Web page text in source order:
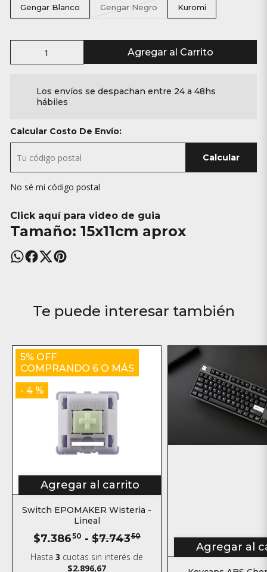
Gengar Blanco Gengar Negro Kuromi
Agregar al Carrito
Los envíos se despachan entre 24 a 48hs
hábiles
Calcular Costo De Envío:
Calcular
No sé mi código postal
Click aquí para video de guia
Tamaño: 15x11cm aprox
Te puede interesar también
5% OFF
COMPRANDO 6 O MÁS
- 4 %
Agregar al carrito
Switch EPOMAKER Wisteria -
Lineal
$7.38650 - $7.74350
Hasta3 cuotas sin interés de
$2.896,67
Agregar al